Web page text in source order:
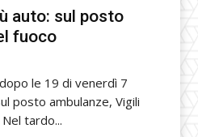
auto: sul posto
fuoco
le 19 di venerdì 7
posto ambulanze, Vigili
tardo...